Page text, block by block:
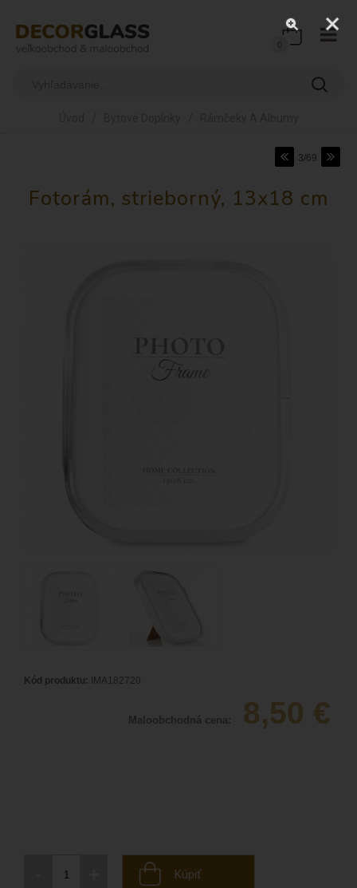
3/69
Fotorám, strieborný, 13x18 cm
Kód produktu: IMA182720
Maloobchodná cena: 8,50 €
Kúpiť